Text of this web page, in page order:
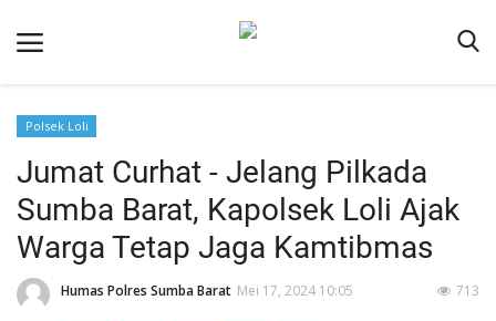
Redaksi
Binkam
Lantas
Polsek Loli
Jumat Curhat - Jelang Pilkada
Sumba Barat, Kapolsek Loli Ajak
Warga Tetap Jaga Kamtibmas
Humas Polres Sumba Barat Mei 17, 2024 10:05 713